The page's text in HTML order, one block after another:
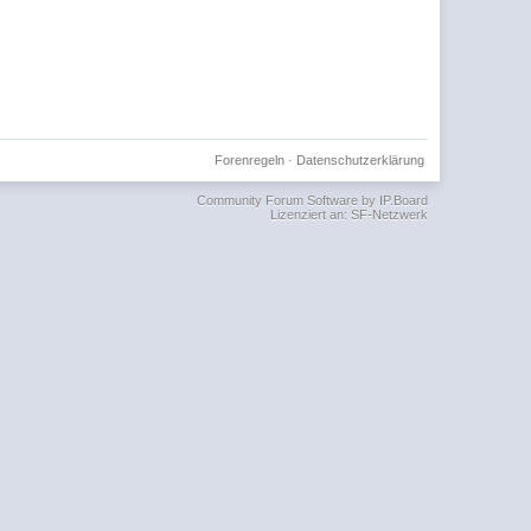
Datenschutzerklärung
Forenregeln·
Community Forum Software by IP.Board
Lizenziert an: SF-Netzwerk